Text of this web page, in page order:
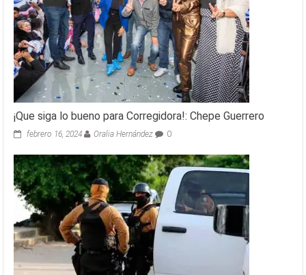
¡Que siga lo bueno para Corregidora!: Chepe Guerrero
febrero 16, 2024 Oralia Hernández 0